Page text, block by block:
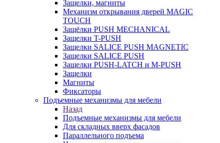
Защелки, магниты
Механизм открывания дверей MAGIC
TOUCH
Защёлки PUSH MECHANICAL
Защелки T-PUSH
Защелки SALICE PUSH MAGNETIC
Защелки SALICE PUSH
Защелки PUSH-LATCH и M-PUSH
Защелки
Магниты
Фиксаторы
Подъемные механизмы для мебели
Назад
Подъемные механизмы для мебели
Для складных вверх фасадов
Параллельного подъема